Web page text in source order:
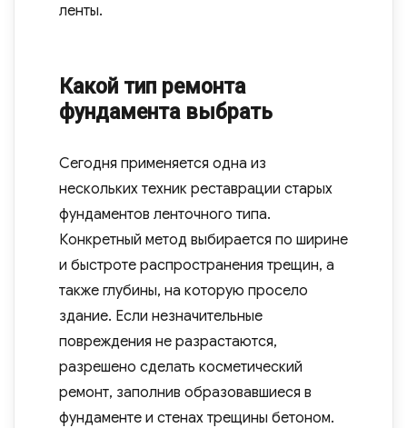
ленты.
Какой тип ремонта
фундамента выбрать
Сегодня применяется одна из
нескольких техник реставрации старых
фундаментов ленточного типа.
Конкретный метод выбирается по ширине
и быстроте распространения трещин, а
также глубины, на которую просело
здание. Если незначительные
повреждения не разрастаются,
разрешено сделать косметический
ремонт, заполнив образовавшиеся в
фундаменте и стенах трещины бетоном.